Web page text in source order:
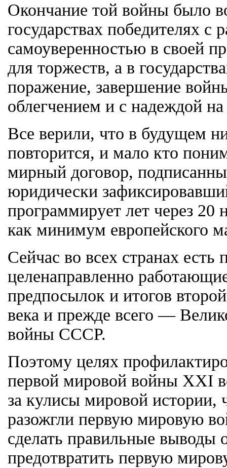
Окончание той войны было
государствах победителях с
самоуверенностью в своей
для торжеств, а в
поражение, завершение
облегчением и с надеждой
Все верили, что в будущем
повторится, и мало кто
мирный договор,
юридически
программирует лет через 20
как минимум европейского
Сейчас во всех странах есть
целенаправленно
предпосылок и итогов
века и прежде всего —
войны СССР.
Поэтому целях
первой мировой войны XXI
за кулисы мировой истории,
разожгли первую мировую
сделать правильные выводы
предотвратить первую